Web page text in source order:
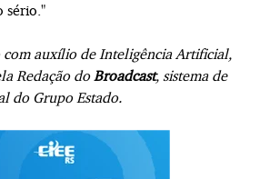
sério."
auxílio de Inteligência Artificial,
Redação doBroadcast, sistema de
do Grupo Estado.